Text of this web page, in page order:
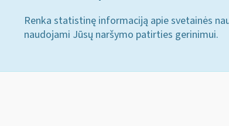
Renka statistinę informaciją apie svetainės
naudojami Jūsų naršymo patirties gerinimui.